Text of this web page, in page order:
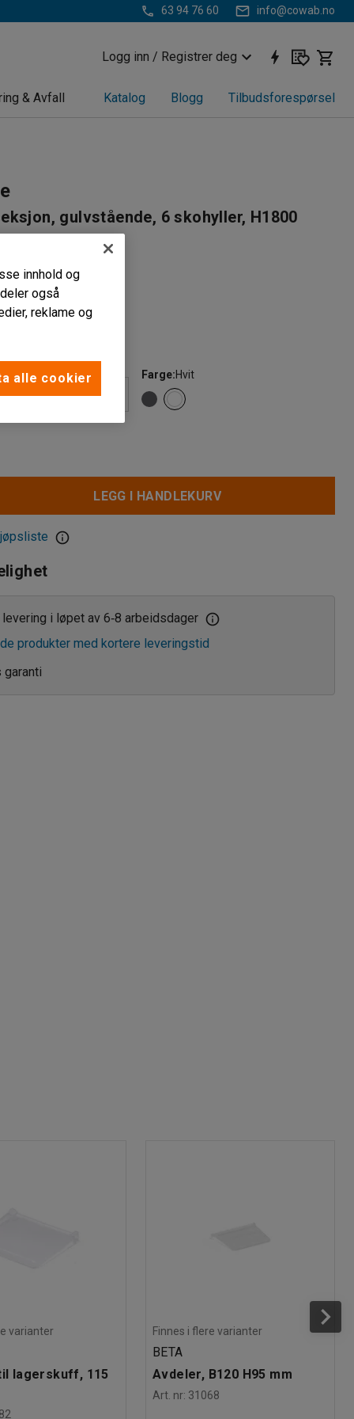
63 94 76 60 info@cowab.no
Logg inn / Registrer deg
& Avfall Katalog Blogg Tilbudsforespørsel
gulvstående, 6 skohyller, H1800
skohylle
Farge:Hvit
LEGG I HANDLEKURV
i løpet av 6‑8 arbeidsdager
produkter med kortere leveringstid
garanti
varianter
lagerskuff, 115
Finnes i flere varianter
BETA
Avdeler, B120 H95 mm
Art. nr: 31068
innhold og
også
reklame og
alle cookier